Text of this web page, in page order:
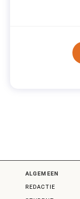
ALGEMEEN
REDACTIE